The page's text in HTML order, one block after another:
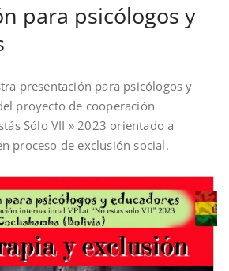
para psicólogos y
presentación para psicólogos y
proyecto de cooperación
Sólo VII » 2023 orientado a
proceso de exclusión social.